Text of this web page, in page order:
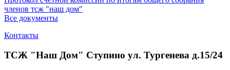
членов тсж "наш дом"
Все документы
Контакты
ТСЖ "Наш Дом" Ступино ул. Тургенева д.15/24